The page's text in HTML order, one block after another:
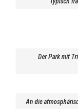
Der Park mit
An die